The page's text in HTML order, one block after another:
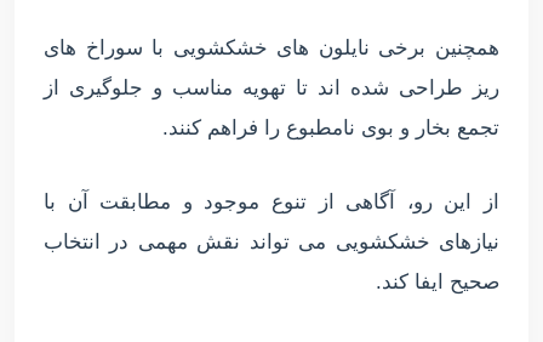
همچنین برخی نایلون های خشکشویی با سوراخ های
ریز طراحی شده اند تا تهویه مناسب و جلوگیری از
تجمع بخار و بوی نامطبوع را فراهم کنند.
از این رو، آگاهی از تنوع موجود و مطابقت آن با
نیازهای خشکشویی می تواند نقش مهمی در انتخاب
صحیح ایفا کند.